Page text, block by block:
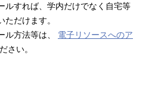
ルすれば、学内だけでなく自宅等
だけます。
ル方法等は、 電子リソースへのア
さい。